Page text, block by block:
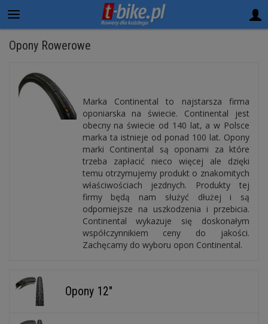
Opony Rowerowe
Marka Continental to najstarsza firma
oponiarska na świecie. Continental jest
obecny na świecie od 140 lat, a w Polsce
marka ta istnieje od ponad 100 lat. Opony
marki Continental są oponami za które
trzeba zapłacić nieco więcej ale dzięki
temu otrzymujemy produkt o znakomitych
właściwościach jezdnych. Produkty tej
firmy będą nam służyć dłużej i są
odporniejsze na uszkodzenia i przebicia.
Continental wykazuje się doskonałym
współczynnikiem ceny do jakości.
Zachęcamy do wyboru opon Continental.
Opony 12"